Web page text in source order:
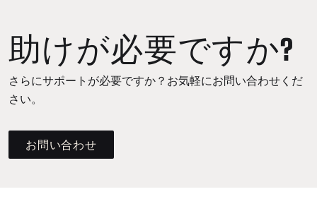
助けが必要ですか?
さらにサポートが必要ですか？お気軽にお問い合わせくだ
さい。
お問い合わせ